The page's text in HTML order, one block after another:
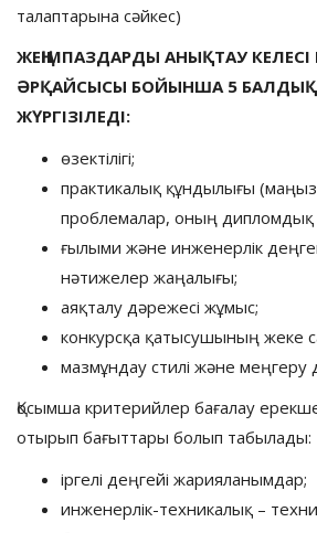
талаптарына сәйкес)
ЖЕҢІМПАЗДАРДЫ АНЫҚТАУ КЕЛЕСІ
ӘРҚАЙСЫСЫ БОЙЫНША 5
ЖҮРГІЗІЛЕДІ:
өзектілігі;
практикалық құндылығы
проблемалар, оның
ғылыми және инженерлік
нәтижелер жаңалығы;
аяқталу дәрежесі жұмыс;
конкурсқа қатысушының жеке
мазмұндау стилі және меңгеру
Қосымша критерийлер бағалау
отырып бағыттары болып табылады:
іргелі деңгейі жарияланымдар;
инженерлік-техникалық –